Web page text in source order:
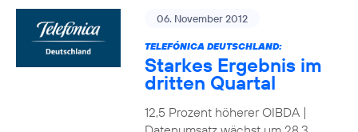
06. November 2012
TELEFÓNICA DEUTSCHLAND:
Starkes Ergebnis im
dritten Quartal
12,5 Prozent höherer OIBDA |